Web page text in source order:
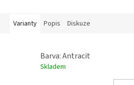
Varianty Popis Diskuze
Barva: Antracit
Skladem